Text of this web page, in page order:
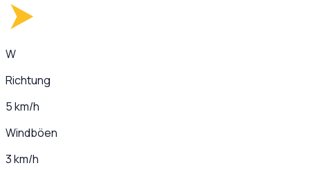
W
Richtung
5 km/h
Windböen
3 km/h